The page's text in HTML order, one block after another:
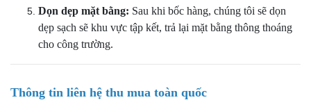
Dọn dẹp mặt bằng: Sau khi bốc hàng, chúng tôi sẽ dọn
dẹp sạch sẽ khu vực tập kết, trả lại mặt bằng thông thoáng
cho công trường.
Thông tin liên hệ thu mua toàn quốc